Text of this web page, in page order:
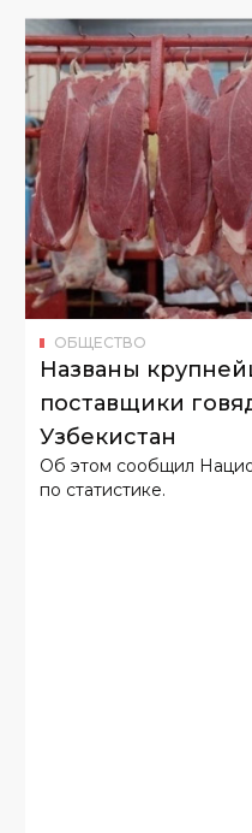
ОБЩЕСТВО
Названы
поставщики
Узбекистан
Об этом сообщил